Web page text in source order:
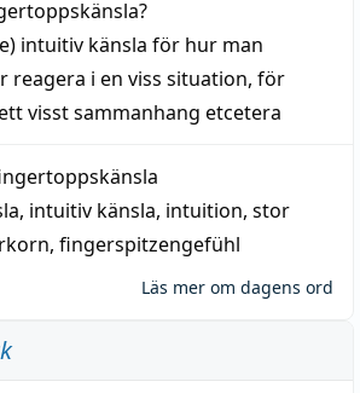
?
intuitiv känsla för hur man
reagera i en viss situation, för
visstsammanhang etcetera
, intuitiv känsla, intuition, stor
, fingerspitzengefühl
Läs mer om dagens ord